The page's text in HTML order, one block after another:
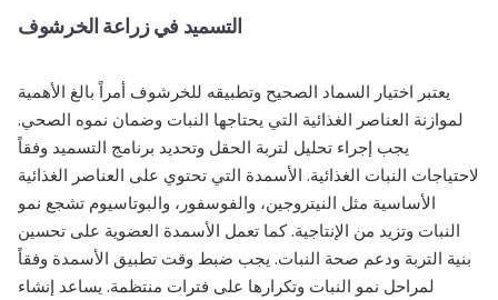
التسميد في زراعة الخرشوف
يعتبر اختيار السماد الصحيح وتطبيقه للخرشوف أمراً بالغ الأهمية
لموازنة العناصر الغذائية التي يحتاجها النبات وضمان نموه الصحي.
يجب إجراء تحليل لتربة الحقل وتحديد برنامج التسميد وفقاً
لاحتياجات النبات الغذائية. الأسمدة التي تحتوي على العناصر الغذائية
الأساسية مثل النيتروجين، والفوسفور، والبوتاسيوم تشجع نمو
النبات وتزيد من الإنتاجية. كما تعمل الأسمدة العضوية على تحسين
بنية التربة ودعم صحة النبات. يجب ضبط وقت تطبيق الأسمدة وفقاً
لمراحل نمو النبات وتكرارها على فترات منتظمة. يساعد إنشاء